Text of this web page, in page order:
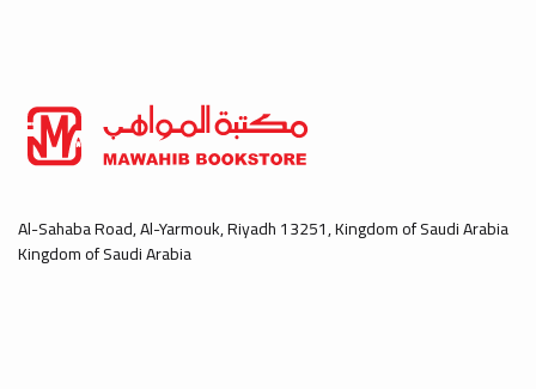
Al-Sahaba Road, Al-Yarmouk, Riyadh 13251, Kingdom of Saudi Arabia
Kingdom of Saudi Arabia